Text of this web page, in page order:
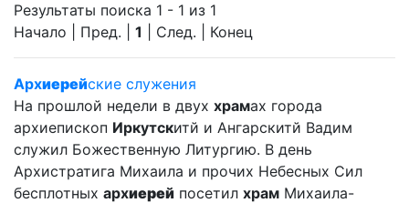
Результаты поиска 1 - 1 из 1
Начало | Пред. | 1 | След. | Конец
Архиерейские служения
На прошлой недели в двух храмах города
архиепископ Иркутскитй и Ангарскитй Вадим
служил Божественную Литургию. В день
Архистратига Михаила и прочих Небесных Сил
бесплотных архиерей посетил храм Михаила-